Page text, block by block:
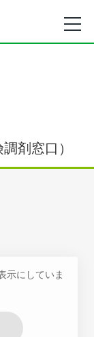
剤窓口）
示にしていま